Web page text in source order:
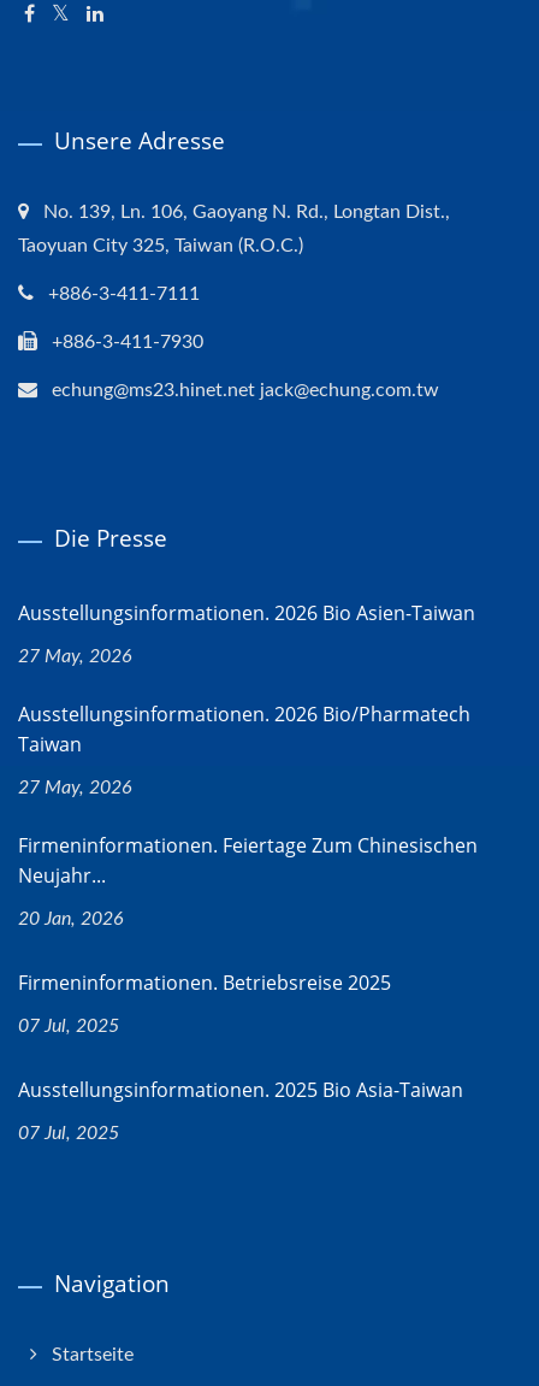
Unsere Adresse
No. 139, Ln. 106, Gaoyang N. Rd., Longtan Dist.,
Taoyuan City 325, Taiwan (R.O.C.)
+886-3-411-7111
+886-3-411-7930
echung@ms23.hinet.net jack@echung.com.tw
Die Presse
Ausstellungsinformationen. 2026 Bio Asien-Taiwan
27 May, 2026
Ausstellungsinformationen. 2026 Bio/Pharmatech
Taiwan
27 May, 2026
Firmeninformationen. Feiertage Zum Chinesischen
Neujahr...
20 Jan, 2026
Firmeninformationen. Betriebsreise 2025
07 Jul, 2025
Ausstellungsinformationen. 2025 Bio Asia-Taiwan
07 Jul, 2025
Navigation
Startseite